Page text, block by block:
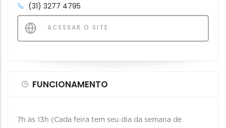
(31) 3277 4795
ACESSAR O SITE
FUNCIONAMENTO
7h às 13h (Cada feira tem seu dia da semana de